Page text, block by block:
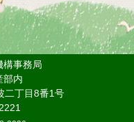
構事務局
部内
丁目8番1号